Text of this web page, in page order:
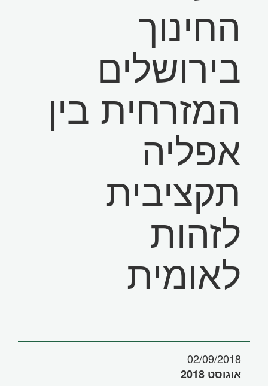
החינוך
בירושלים
המזרחית בין
אפליה
תקציבית
לזהות
לאומית
02/09/2018
אוגוסט 2018